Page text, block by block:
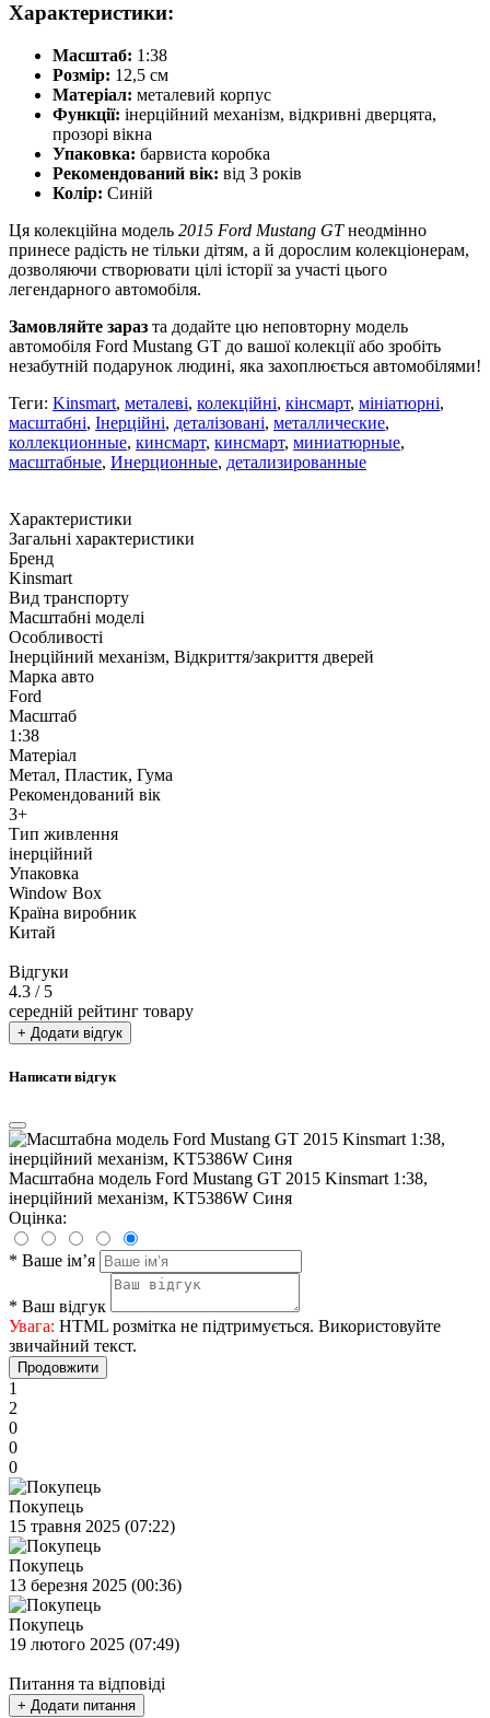
Характеристики:
Масштаб: 1:38
Розмір: 12,5 см
Матеріал: металевий корпус
Функції: інерційний механізм, відкривні дверцята,
прозорі вікна
Упаковка: барвиста коробка
Рекомендований вік: від 3 років
Колір: Синій
Ця колекційна модель 2015 Ford Mustang GTнеодмінно
принесе радість не тільки дітям, а й дорослим колекціонерам,
дозволяючи створювати цілі історії за участі цього
легендарного автомобіля.
Замовляйте зараз та додайте цю неповторну модель
автомобіля Ford Mustang GT до вашої колекції або зробіть
незабутній подарунок людині, яка захоплюється автомобілями!
Теги: Kinsmart, металеві, колекційні, кінсмарт, мініатюрні,
масштабні, Інерційні, деталізовані, металлические,
коллекционные, кинсмарт, кинсмарт, миниатюрные,
масштабные, Инерционные, детализированные
Характеристики
Загальні характеристики
Бренд
Kinsmart
Вид транспорту
Масштабні моделі
Особливості
Інерційний механізм, Відкриття/закриття дверей
Марка авто
Ford
Масштаб
1:38
Матеріал
Метал, Пластик, Гума
Рекомендований вік
3+
Тип живлення
інерційний
Упаковка
Window Box
Країна виробник
Китай
Відгуки
4.3 / 5
середній рейтинг товару
+ Додати відгук
Написати відгук
Масштабна модель Ford Mustang GT 2015 Kinsmart 1:38,
інерційний механізм, KT5386W Синя
Оцінка:
* Ваше ім’я
* Ваш відгук
Увага: HTML розмітка не підтримується. Використовуйте
звичайний текст.
Продовжити
1
2
0
0
0
Покупець
15 травня 2025 (07:22)
Покупець
13 березня 2025 (00:36)
Покупець
19 лютого 2025 (07:49)
Питання та відповіді
+ Додати питання